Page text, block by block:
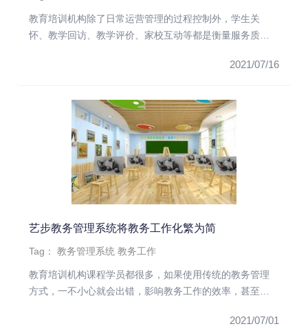
教育培训机构除了日常运营管理的过程控制外，学生关
怀、教学回访、教学评价、家校互动等都是衡量服务质量
2021/07/16
艺步教务管理系统将教务工作化繁为简
Tag：教务管理系统 教务工作
教育培训机构课程学员都很多，如果使用传统的教务管理
方式，一不小心就会出错，影响教务工作的效率，甚至影
2021/07/01